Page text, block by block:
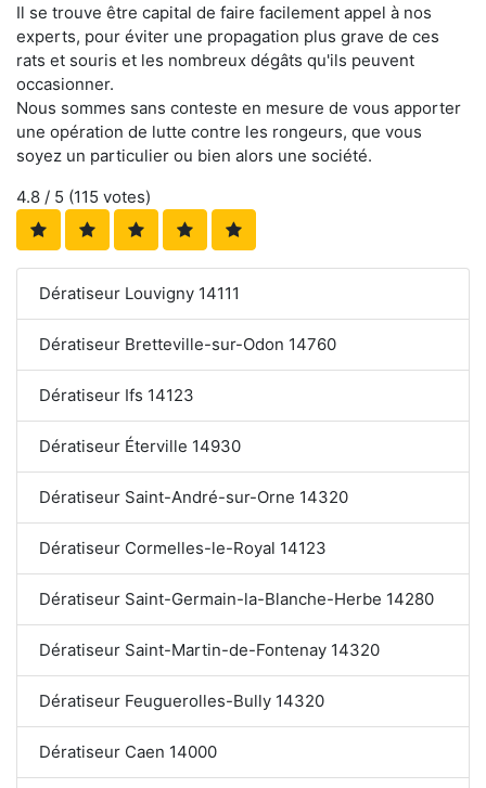
Il se trouve être capital de faire facilement appel à nos
experts, pour éviter une propagation plus grave de ces
rats et souris et les nombreux dégâts qu'ils peuvent
occasionner.
Nous sommes sans conteste en mesure de vous apporter
une opération de lutte contre les rongeurs, que vous
soyez un particulier ou bien alors une société.
4.8 / 5 (115 votes)
Dératiseur Louvigny 14111
Dératiseur Bretteville-sur-Odon 14760
Dératiseur Ifs 14123
Dératiseur Éterville 14930
Dératiseur Saint-André-sur-Orne 14320
Dératiseur Cormelles-le-Royal 14123
Dératiseur Saint-Germain-la-Blanche-Herbe 14280
Dératiseur Saint-Martin-de-Fontenay 14320
Dératiseur Feuguerolles-Bully 14320
Dératiseur Caen 14000